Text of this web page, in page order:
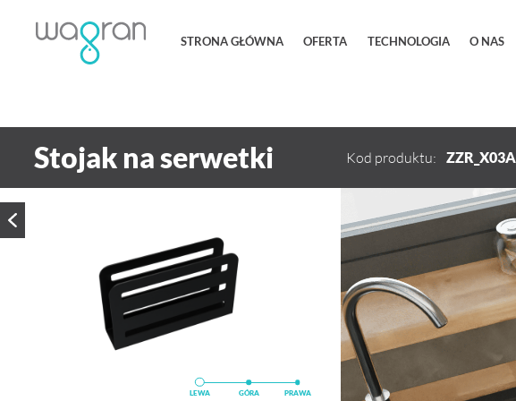
STRONA GŁÓWNA OFERTA TECHNOLOGIA O NAS
Stojak na serwetki Kod produktu: ZZR_X03A
LEWA GÓRA PRAWA
LEWA GÓRA PRAWA
LEWA GÓRA PRAWA